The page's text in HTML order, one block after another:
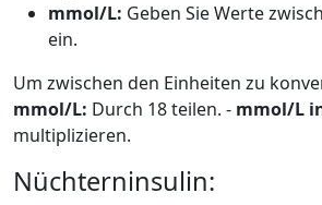
mmol/L: Geben Sie Werte
ein.
Um zwischen den Einheiten zu
mmol/L: Durch 18 teilen. - mmol/L
multiplizieren.
Nüchterninsulin: